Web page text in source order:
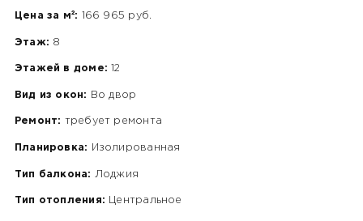
Цена за м²: 166 965 руб.
Этаж: 8
Этажей в доме: 12
Вид из окон: Во двор
Ремонт: требует ремонта
Планировка: Изолированная
Тип балкона: Лоджия
Тип отопления: Центральное